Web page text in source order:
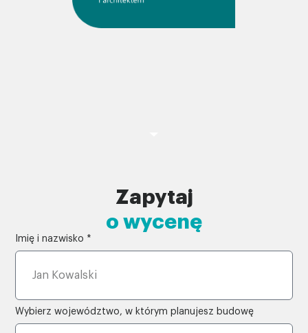
Zapytaj
o wycenę
Imię i nazwisko *
Wybierz województwo, w którym planujesz budowę